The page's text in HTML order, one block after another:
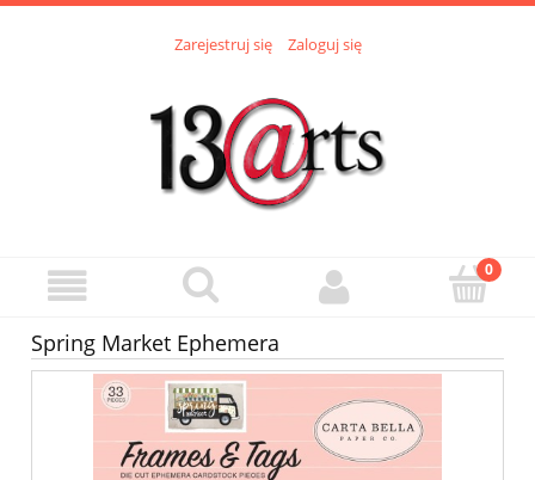
Zarejestruj się Zaloguj się
Spring Market Ephemera